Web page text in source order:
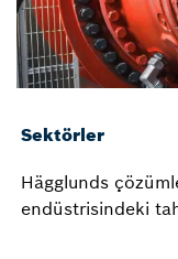
Sektörler
Hägglunds
endüstrisindeki